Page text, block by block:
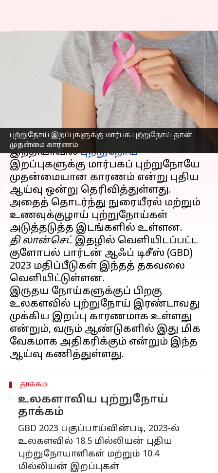
புற்றுநோய் இறப்புகளுக்கு மார்பக புற்றுநோய் தான்
முதன்மை காரணம்
இந்தியாவில் புற்றுநோய்
இறப்புகளுக்கு மார்பக
புற்றுநோய் தான்
முதன்மை காரணம்
Sep 25, 2025 12:27 pm
செய்தி முன்னோட்டம்
இந்தியாவில்புற்றுநோய்
இறப்புகளுக்கு மார்பகப் புற்றுநோயே
முதன்மையான காரணம் என்று புதிய
ஆய்வு ஒன்று தெரிவித்துள்ளது.
அதைத் தொடர்ந்து நுரையீரல் மற்றும்
உணவுக்குழாய் புற்றுநோய்கள்
தி லான்செட் இதழில் வெளியிடப்பட்ட
குளோபல் பார்டன் ஆஃப் டிசீஸ் (GBD)
2023 மதிப்பீடுகள் இந்தத் தகவலை
வெளியிட்டுள்ளன.
இருதய நோய்களுக்குப் பிறகு
உலகளவில் புற்றுநோய் இரண்டாவது
முக்கிய இறப்பு காரணமாக உள்ளது
என்றும், வரும் ஆண்டுகளில் இது மிக
வேகமாக அதிகரிக்கும் என்றும் இந்த
தாக்கம்
உலகளாவிய புற்றுநோய்
தாக்கம்
GBD 2023 பகுப்பாய்வின்படி, 2023-ல்
உலகளவில் 18.5 மில்லியன் புதிய
புற்றுநோயாளிகள் மற்றும் 10.4
மில்லியன் இறப்புகள்